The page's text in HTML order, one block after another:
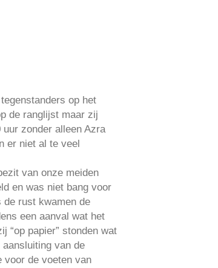
op het
de ranglijst maar zij
zonder alleen Azra
er niet al te veel
van onze meiden
en was niet bang voor
de rust kwamen de
een aanval wat het
“op papier” stonden wat
van de
voor de voeten van